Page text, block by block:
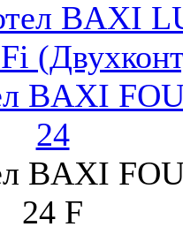
BAXI
BAXI
24
BAXI
24 F